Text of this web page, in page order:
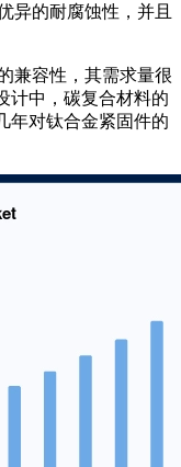
异的耐腐蚀性，并且
兼容性，其需求量很
计中，碳复合材料的
年对钛合金紧固件的